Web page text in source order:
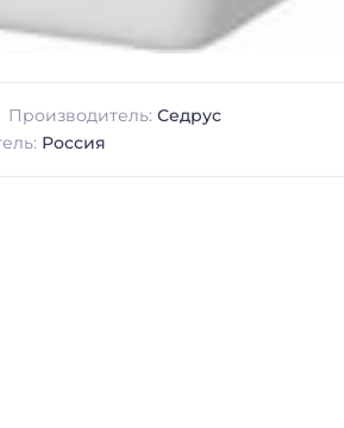
Производитель: Седрус
Россия